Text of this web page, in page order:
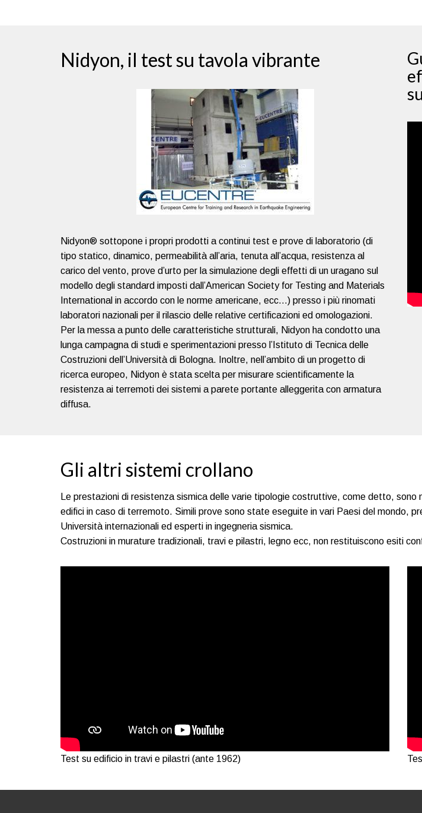
Nidyon, il test su tavola vibrante
Nidyon® sottopone i propri prodotti a continui test e prove di laboratorio (di
tipo statico, dinamico, permeabilità all’aria, tenuta all’acqua, resistenza al
carico del vento, prove d’urto per la simulazione degli effetti di un uragano sul
modello degli standard imposti dall’American Society for Testing and Materials
International in accordo con le norme americane, ecc…) presso i più rinomati
laboratori nazionali per il rilascio delle relative certificazioni ed omologazioni.
Per la messa a punto delle caratteristiche strutturali, Nidyon ha condotto una
lunga campagna di studi e sperimentazioni presso l’Istituto di Tecnica delle
Costruzioni dell’Università di Bologna. Inoltre, nell’ambito di un progetto di
ricerca europeo, Nidyon è stata scelta per misurare scientificamente la
resistenza ai terremoti dei sistemi a parete portante alleggerita con armatura
diffusa.
Gli altri sistemi crollano
Le prestazioni di resistenza sismica delle varie tipologie costruttive, come detto,
edifici in caso di terremoto. Simili prove sono state eseguite in vari Paesi del mondo,
Università internazionali ed esperti in ingegneria sismica.
Costruzioni in murature tradizionali, travi e pilastri, legno ecc, non restituiscono esiti
Test su edificio in travi e pilastri (ante 1962)